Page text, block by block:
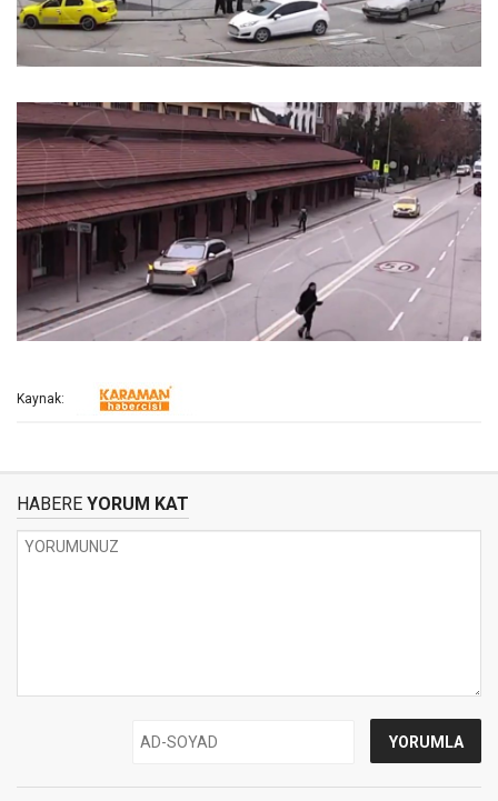
Kaynak:
HABERE YORUM KAT